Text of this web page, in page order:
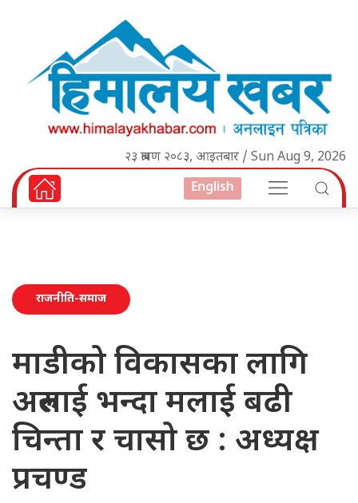
२३ श्रावण २०८३, आइतबार / Sun Aug 9, 2026
English
राजनीति-समाज
माडीको विकासका लागि
अरुलाई भन्दा मलाई बढी
चिन्ता र चासो छ : अध्यक्ष
प्रचण्ड